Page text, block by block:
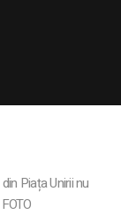
Piața Unirii nu